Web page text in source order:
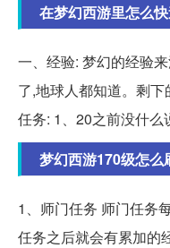
在梦幻西游里怎么
一、经验: 梦幻的经验
了,地球人都知道。剩
任务: 1、20之前没什么
梦幻西游170级怎么
1、师门任务 师门任务
任务之后就会有累加的